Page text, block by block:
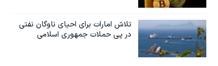
تلاش امارات برای احیای ناوگان نفتی
در پی حملات جمهوری اسلامی